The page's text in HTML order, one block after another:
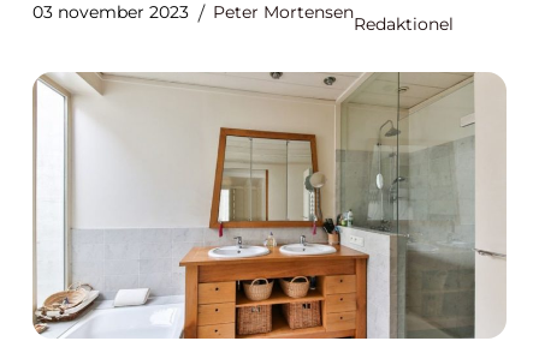
03 november 2023 Peter Mortensen
Redaktionel